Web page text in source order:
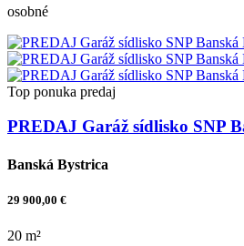
osobné
Top ponuka predaj
PREDAJ Garáž sídlisko SNP
Banská Bystrica
29 900,00 €
20 m²